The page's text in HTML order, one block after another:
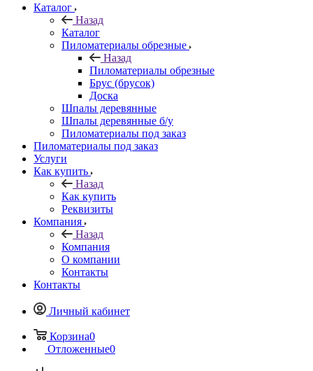
Каталог
Назад
Каталог
Пиломатериалы обрезные
Назад
Пиломатериалы обрезные
Брус (брусок)
Доска
Шпалы деревянные
Шпалы деревянные б/у
Пиломатериалы под заказ
Пиломатериалы под заказ
Услуги
Как купить
Назад
Как купить
Реквизиты
Компания
Назад
Компания
О компании
Контакты
Контакты
Личный кабинет
Корзина0
Отложенные0